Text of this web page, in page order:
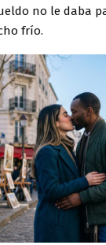
no le daba
frío.